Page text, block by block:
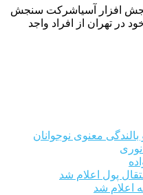
افزار آسیاشرکت سنجش
در تهران از افراد واجد
معنوی نوجوانان
پول اعلام شد
اعلام شد